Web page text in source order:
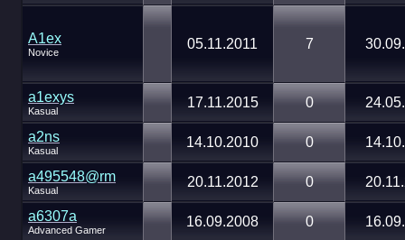
A1ex
Novice
05.11.2011 7
a1exys
Kasual
17.11.2015 0
a2ns
Kasual
14.10.2010 0
a495548@rm
Kasual
20.11.2012 0
a6307a
Advanced Gamer
16.09.2008 0